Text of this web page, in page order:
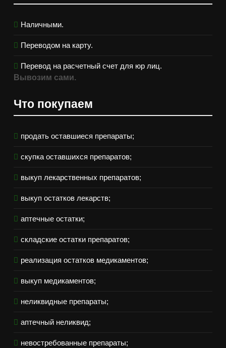
Наличными.
Переводом на карту.
Перевод на расчетный счет для юр лиц.
Вывозим сами.
Что покупаем
продать оставшиеся препараты;
скупка оставшихся препаратов;
выкуп лекарственных препаратов;
выкуп остатков лекарств;
аптечные остатки;
складские остатки препаратов;
реализация остатков медикаментов;
выкуп медикаментов;
неликвидные препараты;
аптечный неликвид;
невостребованные препараты;